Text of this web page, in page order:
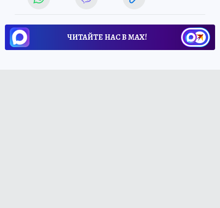
ЧИТАЙТЕ НАС В МАХ!